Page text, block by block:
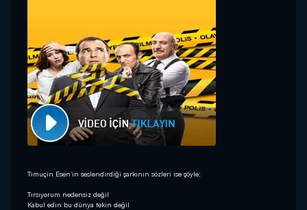
Timuçin Esen’in seslendirdiği şarkının sözleri ise şöyle;
Tırsıyorum nedensiz değil
Kabul edin bu dünya tekin değil